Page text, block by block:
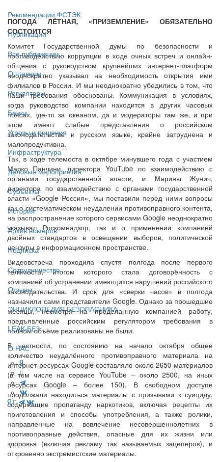
Рекомендации ФСТЭК
Публикации
Все публикации
О главном
Регуляторы
Банки
Угрозы и решения
Инфраструктура
Деловые мероприятия
Субъекты
История
Архив номеров
Подписка
Сотрудничество
Отзывы
ЭНЦИКЛОПЕДИЯ БЕЗОПАСНИКА
LEAK-БЕЗ
О НАС
ПОГОДА ЛЁТНАЯ, «ПРИЗЕМЛЕНИЕ» ОБЯЗАТЕЛЬНО
СОСТОИТСЯ
Комитет Государственной думы по безопасности и
противодействию коррупции в ходе очных встреч и онлайн-
общения с руководством крупнейших интернет-платформ
неоднократно указывал на необходимость открытия ими
филиалов в России. И мы неоднократно убедились в том, что
наши требования обоснованы. Коммуникация в условиях,
когда руководство компании находится в других часовых
поясах, где-то за океаном, да и модераторы там же, и при
этом имеют слабые представления о российском
законодательстве и русском языке, крайне затруднена и
малопродуктивна.
Так, в ходе телемоста в октябре минувшего года с участием
Марко Панчини, директора YouTube по взаимодействию с
органами государственной власти, и Марины Жунич,
директора по взаимодействию с органами государственной
власти «Google Россия», мы поставили перед ними вопросы
как о систематическом неудалении противоправного контента,
на распространение которого сервисами Google неоднократно
указывал Роскомнадзор, так и о применении компанией
двойных стандартов в освещении выборов, политической
цензуры в информационном пространстве.
Видеовстреча проходила спустя полгода после первого
телемоста, итогом которого стала договорённость с
компанией об устранении имеющихся нарушений российского
законодательства. И срок для «сверки часов» в полгода
назначили сами представители Google. Однако за прошедшие
месяцы, несмотря на проделанную компанией работу,
предъявленные российским регулятором требования в
полном объёме реализованы не были.
В частности, по состоянию на начало октября общее
количество неудалённого противоправного материала на
интернет-ресурсах Google составляло около 2650 материалов
(в том числе на сервисе YouTube – около 2500, на иных
ресурсах Google – более 150). В свободном доступе
продолжали находиться материалы с призывами к суициду,
содержащие пропаганду наркотиков, включая рецепты их
приготовления и способы употребления, а также ролики,
направленные на вовлечение несовершеннолетних в
противоправные действия, опасные для их жизни или
здоровья (включая рекламу так называемых зацеперов), и
откровенно экстремистские материалы.